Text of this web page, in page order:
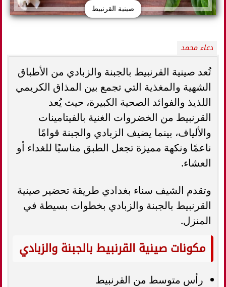
صينية القرنبيط
دعاء محمد
تُعد صينية القرنبيط بالجبنة والزبادي من الأطباق
الشهية والمغذية التي تجمع بين المذاق الكريمي
اللذيذ والفوائد الصحية الكبيرة، حيث يُعد
القرنبيط من الخضروات الغنية بالفيتامينات
والألياف، بينما يضيف الزبادي والجبنة قوامًا
ناعمًا ونكهة مميزة تجعل الطبق مناسبًا للغداء أو
العشاء.
وتقدم الشيف سناء بغدادي طريقة تحضير صينية
القرنبيط بالجبنة والزبادي بخطوات بسيطة في
المنزل.
مكونات صينية القرنبيط بالجبنة والزبادي
رأس متوسط من القرنبيط